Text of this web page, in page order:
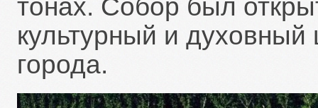
тонах. Собор был
культурный и духовный
города.